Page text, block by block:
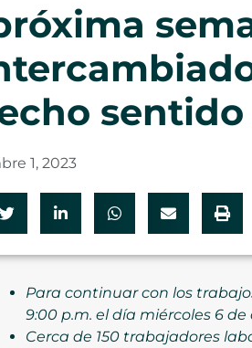
1, 2023
Para continuar con los
9:00 p.m. el día miércoles 6
Cerca de 150 trabajadores